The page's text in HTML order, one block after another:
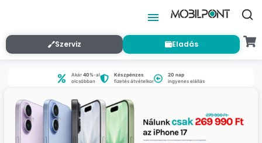
Szerviz Eladás
Akár40%-al
olcsóbban
Készpénzes
fizetés átvételkor
20 nap
ingyenes elállás